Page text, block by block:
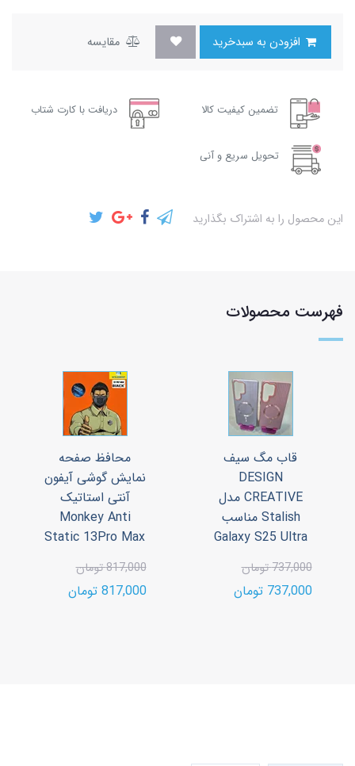
مقایسه
تضمین کیفیت کالا دریافت با کارت شتاب
تحویل سریع و آنی
این محصول را به اشتراک بگذارید
فهرست محصولات
قاب مگ سیف
DESIGN
CREATIVE مدل
Stalish مناسب
Galaxy S25 Ultra
737,000 تومان
737,000 تومان
محافظ صفحه
نمایش گوشی آیفون
آنتی استاتیک
Monkey Anti
Static 13Pro Max
817,000 تومان
817,000 تومان